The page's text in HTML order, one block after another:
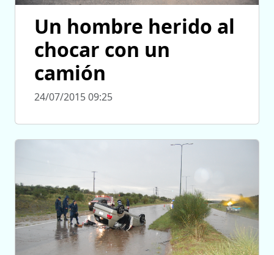
Un hombre herido al
chocar con un
camión
24/07/2015 09:25